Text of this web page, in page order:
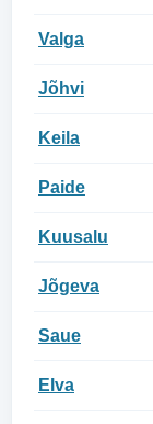
Valga
Jõhvi
Keila
Paide
Kuusalu
Jõgeva
Saue
Elva